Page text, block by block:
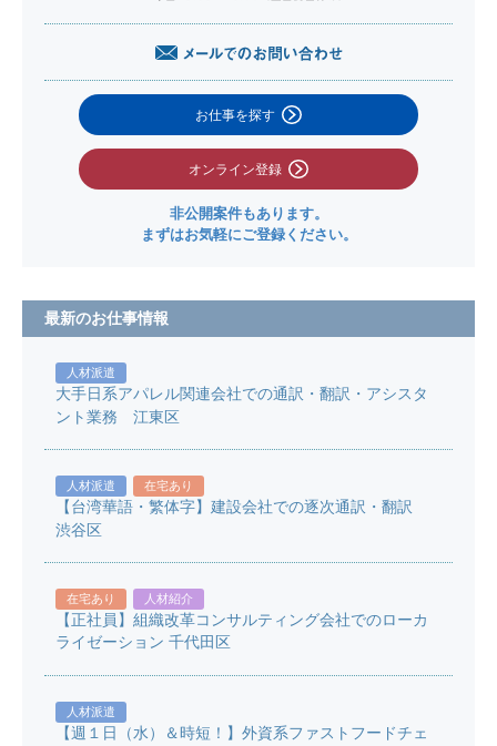
お仕事を探す
オンライン登録
非公開案件もあります。
まずはお気軽にご登録ください。
最新のお仕事情報
人材派遣
大手日系アパレル関連会社での通訳・翻訳・アシスタ
ント業務 江東区
人材派遣 在宅あり
【台湾華語・繁体字】建設会社での逐次通訳・翻訳
渋谷区
在宅あり 人材紹介
【正社員】組織改革コンサルティング会社でのローカ
ライゼーション 千代田区
人材派遣
【週１日（水）＆時短！】外資系ファストフードチェ